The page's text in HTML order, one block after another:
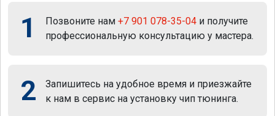
1 Позвоните нам +7 901 078-35-04 и получите
профессиональную консультацию у мастера.
2
Запишитесь на удобное время и приезжайте
к нам в сервис на установку чип тюнинга.